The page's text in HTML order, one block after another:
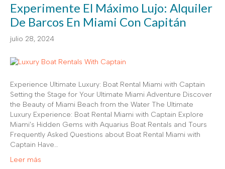
Experimente El Máximo Lujo: Alquiler
De Barcos En Miami Con Capitán
julio 28, 2024
Experience Ultimate Luxury: Boat Rental Miami with Captain
Setting the Stage for Your Ultimate Miami Adventure Discover
the Beauty of Miami Beach from the Water The Ultimate
Luxury Experience: Boat Rental Miami with Captain Explore
Miami’s Hidden Gems with Aquarius Boat Rentals and Tours
Frequently Asked Questions about Boat Rental Miami with
Captain Have…
Leer más